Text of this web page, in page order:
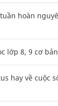
hoàn
lớp 8, 9 cơ
hay về cuộc